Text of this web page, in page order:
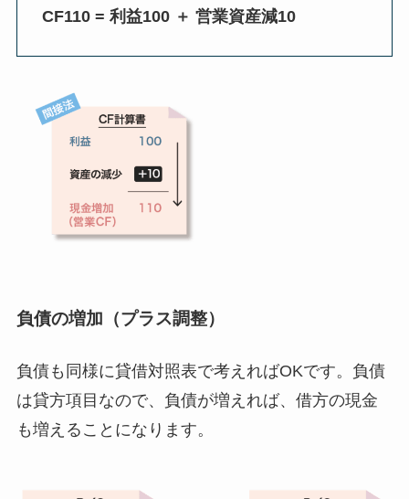
CF110 = 利益100 ＋ 営業資産減10
負債の増加（プラス調整）
負債も同様に貸借対照表で考えればOKです。負債
は貸方項目なので、負債が増えれば、借方の現金
も増えることになります。